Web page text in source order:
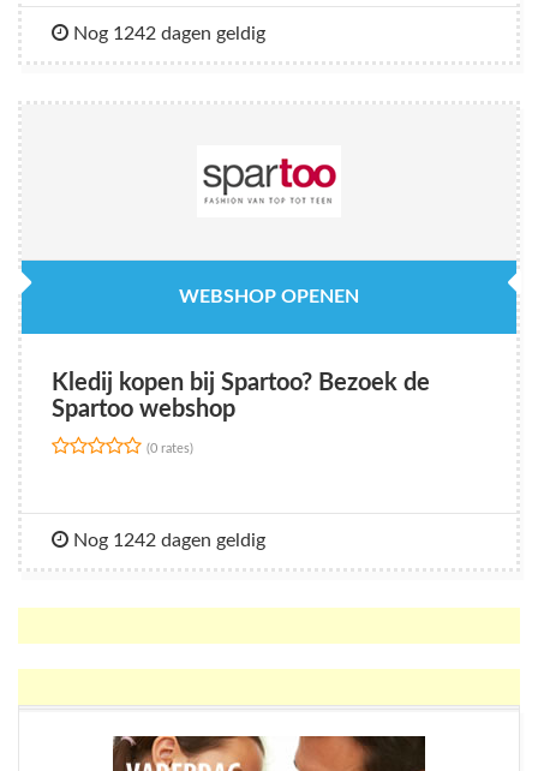
Nog 1242 dagen geldig
WEBSHOP OPENEN
Kledij kopen bij Spartoo? Bezoek de
Spartoo webshop
(0 rates)
Nog 1242 dagen geldig